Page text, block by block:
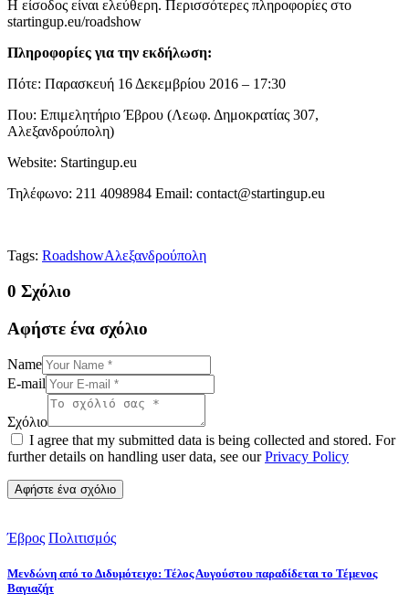
Η είσοδος είναι ελεύθερη. Περισσότερες πληροφορίες στο
startingup.eu/roadshow
Πληροφορίες για την εκδήλωση:
Πότε: Παρασκευή 16 Δεκεμβρίου 2016 – 17:30
Που: Επιμελητήριο Έβρου (Λεωφ. Δημοκρατίας 307,
Αλεξανδρούπολη)
Website: Startingup.eu
Τηλέφωνο: 211 4098984 Email: contact@startingup.eu
Tags: RoadshowΑλεξανδρούπολη
0 Σχόλιο
Αφήστε ένα σχόλιο
Name
E-mail
Σχόλιο
I agree that my submitted data is being collected and stored. For
further details on handling user data, see ourPrivacy Policy
Έβρος Πολιτισμός
Μενδώνη από το Διδυμότειχο: Τέλος Αυγούστου παραδίδεται το Τέμενος
Βαγιαζήτ